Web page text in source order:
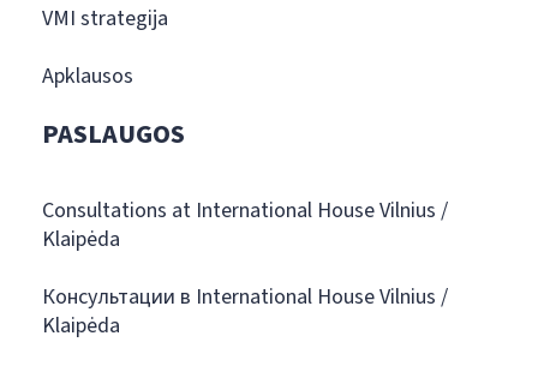
VMI strategija
Apklausos
PASLAUGOS
Consultations at International House Vilnius /
Klaipėda
Консультации в International House Vilnius /
Klaipėda